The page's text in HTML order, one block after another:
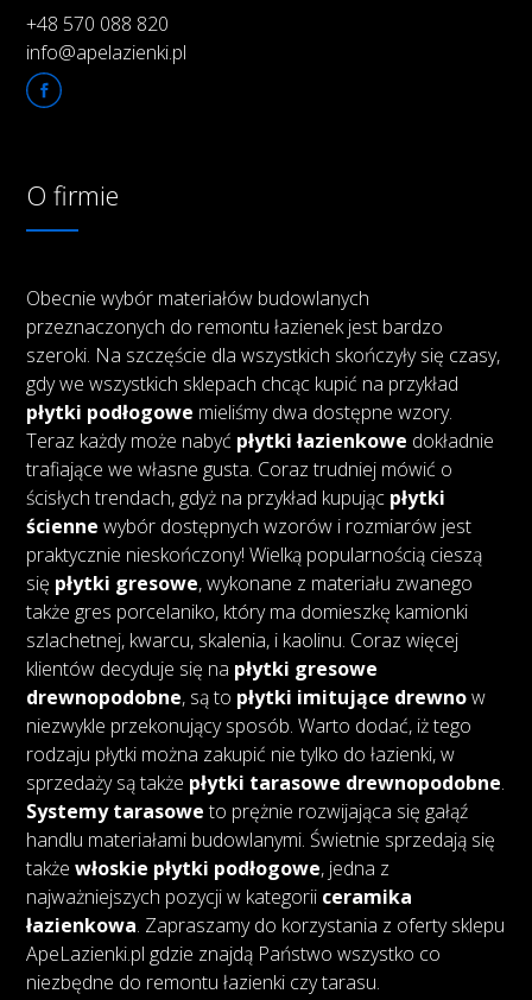
+48 570 088 820
info@apelazienki.pl
O firmie
Obecnie wybór materiałów budowlanych
przeznaczonych do remontu łazienek jest bardzo
szeroki. Na szczęście dla wszystkich skończyły się czasy,
gdy we wszystkich sklepach chcąc kupić na przykład
płytki podłogowe mieliśmy dwa dostępne wzory.
Teraz każdy może nabyć płytki łazienkowe dokładnie
trafiające we własne gusta. Coraz trudniej mówić o
ścisłych trendach, gdyż na przykład kupując płytki
ścienne wybór dostępnych wzorów i rozmiarów jest
praktycznie nieskończony! Wielką popularnością cieszą
się płytki gresowe, wykonane z materiału zwanego
także gres porcelaniko, który ma domieszkę kamionki
szlachetnej, kwarcu, skalenia, i kaolinu. Coraz więcej
klientów decyduje się na płytki gresowe
drewnopodobne, są to płytki imitujące drewnow
niezwykle przekonujący sposób. Warto dodać, iż tego
rodzaju płytki można zakupić nie tylko do łazienki, w
sprzedaży są także płytki tarasowe drewnopodobne.
Systemy tarasoweto prężnie rozwijająca się gałąź
handlu materiałami budowlanymi. Świetnie sprzedają się
takżewłoskie płytki podłogowe, jedna z
najważniejszych pozycji w kategorii ceramika
łazienkowa. Zapraszamy do korzystania z oferty sklepu
ApeLazienki.pl gdzie znajdą Państwo wszystko co
niezbędne do remontu łazienki czy tarasu.